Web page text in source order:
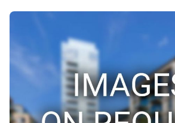
こだわり条件
駐車場有
エアコンつき